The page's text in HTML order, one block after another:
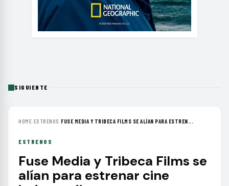
SIGUIENTE
HOME›ESTRENOS ›FUSE MEDIA Y TRIBECA FILMS SE ALÍAN PARA ESTREN...
ESTRENOS
Fuse Media y Tribeca Films se
alían para estrenar cine